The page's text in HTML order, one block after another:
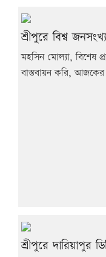
শ্রীপুরে বিশ্ব
মহসিন মোল্যা, বিশেষ
বাস্তবায়ন করি, আজকের
শ্রীপুরে দারিয়াপুর